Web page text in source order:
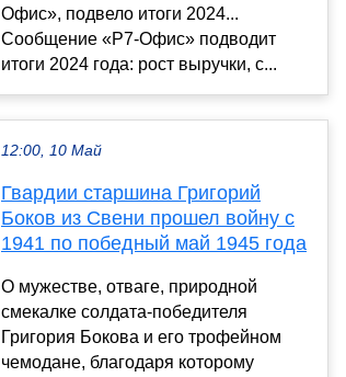
Офис», подвело итоги 2024...
Сообщение «Р7-Офис» подводит
итоги 2024 года: рост выручки, с...
12:00, 10 Май
Гвардии старшина Григорий
Боков из Свени прошел войну с
1941 по победный май 1945 года
О мужестве, отваге, природной
смекалке солдата-победителя
Григория Бокова и его трофейном
чемодане, благодаря которому